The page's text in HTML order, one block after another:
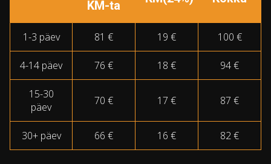
KM-ta
1-3 päev 81 € 19 € 100 €
4-14 päev 76 € 18 € 94 €
15-30
päev
70 € 17 € 87 €
30+ päev 66 € 16 € 82 €